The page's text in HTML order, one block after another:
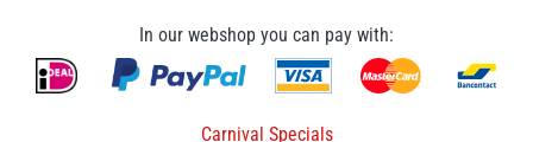
In our webshop you can pay with:
Carnival Specials